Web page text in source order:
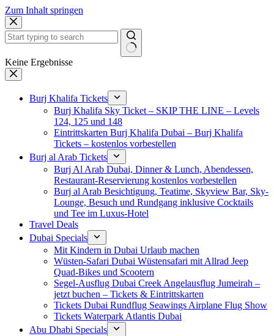
Zum Inhalt springen
Keine Ergebnisse
Burj Khalifa Tickets
Burj Khalifa Sky Ticket – SKIP THE LINE – Levels
124, 125 und 148
Eintrittskarten Burj Khalifa Dubai – Burj Khalifa
Tickets – kostenlos vorbestellen
Burj al Arab Tickets
Burj Al Arab Dubai, Dinner & Lunch, Abendessen,
Restaurant-Reservierung kostenlos vorbestellen
Burj al Arab Besichtigung, Teatime, Skyview Bar, Sky-
Lounge, Besuch und Rundgang inklusive Cocktails
und Tee im Luxus-Hotel
Travel Deals
Dubai Specials
Mit Kindern in Dubai Urlaub machen
Wüsten-Safari Dubai Wüstensafari mit Allrad Jeep
Quad-Bikes und Scootern
Segel-Ausflug Dubai Creek Angelausflug Jumeirah –
jetzt buchen – Tickets & Eintrittskarten
Tickets Dubai Rundflug Seawings Airplane Flug Show
Tickets Waterpark Atlantis Dubai
Abu Dhabi Specials